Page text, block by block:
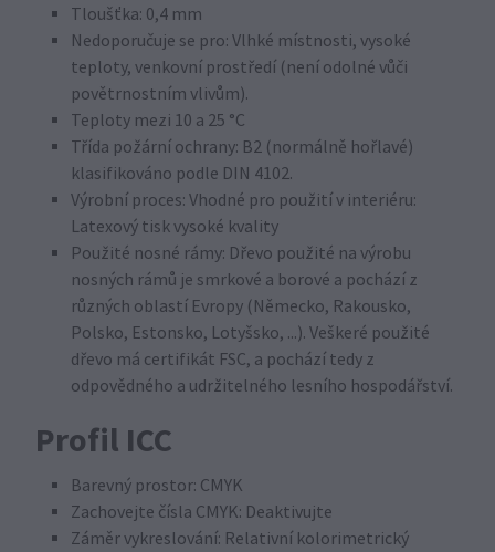
Tloušťka: 0,4 mm
Nedoporučuje se pro: Vlhké místnosti, vysoké
teploty, venkovní prostředí (není odolné vůči
povětrnostním vlivům).
Teploty mezi 10 a 25 °C
Třída požární ochrany: B2 (normálně hořlavé)
klasifikováno podle DIN 4102.
Výrobní proces: Vhodné pro použití v interiéru:
Latexový tisk vysoké kvality
Použité nosné rámy: Dřevo použité na výrobu
nosných rámů je smrkové a borové a pochází z
různých oblastí Evropy (Německo, Rakousko,
Polsko, Estonsko, Lotyšsko, ...). Veškeré použité
dřevo má certifikát FSC, a pochází tedy z
odpovědného a udržitelného lesního hospodářství.
Profil ICC
Barevný prostor: CMYK
Zachovejte čísla CMYK: Deaktivujte
Záměr vykreslování: Relativní kolorimetrický